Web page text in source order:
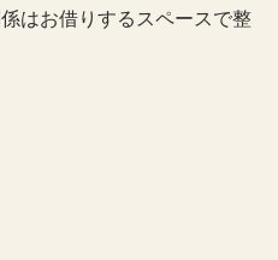
はお借りするスペースで整